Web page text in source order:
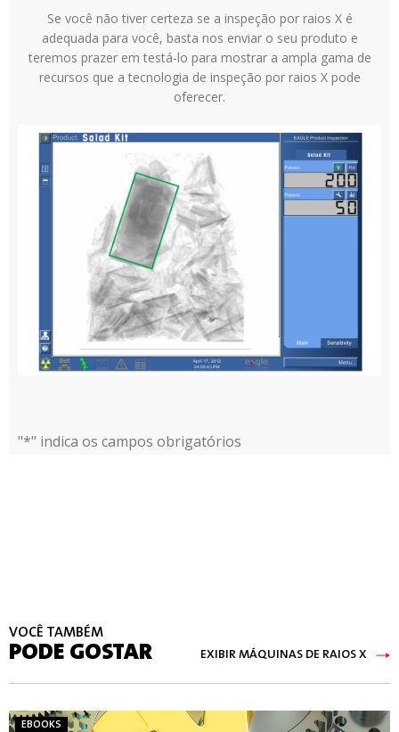
Se você não tiver certeza se a inspeção por raios X é
adequada para você, basta nos enviar o seu produto e
teremos prazer em testá-lo para mostrar a ampla gama de
recursos que a tecnologia de inspeção por raios X pode
oferecer.
"*" indica os campos obrigatórios
VOCÊ TAMBÉM
PODE GOSTAR EXIBIR MÁQUINAS DE RAIOS X
EBOOKS